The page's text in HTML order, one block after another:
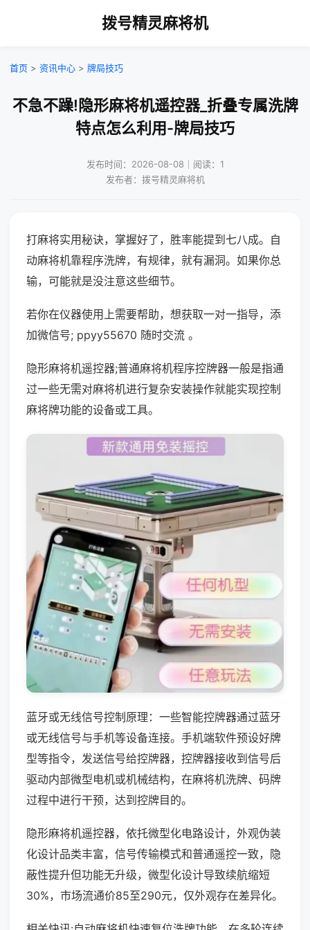
拨号精灵麻将机
首页 > 资讯中心 > 牌局技巧
不急不躁!隐形麻将机遥控器_折叠专属洗牌
特点怎么利用-牌局技巧
发布时间：2026-08-08｜阅读：1
发布者：拨号精灵麻将机
打麻将实用秘诀，掌握好了，胜率能提到七八成。自
动麻将机靠程序洗牌，有规律，就有漏洞。如果你总
输，可能就是没注意这些细节。
若你在仪器使用上需要帮助，想获取一对一指导，添
加微信号; ppyy55670 随时交流 。
隐形麻将机遥控器;普通麻将机程序控牌器一般是指通
过一些无需对麻将机进行复杂安装操作就能实现控制
麻将牌功能的设备或工具。
蓝牙或无线信号控制原理：一些智能控牌器通过蓝牙
或无线信号与手机等设备连接。手机端软件预设好牌
型等指令，发送信号给控牌器，控牌器接收到信号后
驱动内部微型电机或机械结构，在麻将机洗牌、码牌
过程中进行干预，达到控牌目的。
隐形麻将机遥控器，依托微型化电路设计，外观伪装
化设计品类丰富，信号传输模式和普通遥控一致，隐
蔽性提升但功能无升级，微型化设计导致续航缩短
30%，市场流通价85至290元，仅外观存在差异化。